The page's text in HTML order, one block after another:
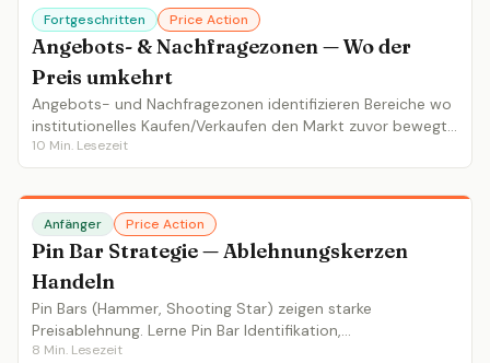
Fortgeschritten Price Action
Angebots- & Nachfragezonen — Wo der
Preis umkehrt
Angebots- und Nachfragezonen identifizieren Bereiche wo
institutionelles Kaufen/Verkaufen den Markt zuvor bewegt
hat. Lerne RBD/DBR-Muster, frische vs getestete Zonen
und Einstiege.
10 Min. Lesezeit
Anfänger Price Action
Pin Bar Strategie — Ablehnungskerzen
Handeln
Pin Bars (Hammer, Shooting Star) zeigen starke
Preisablehnung. Lerne Pin Bar Identifikation,
Einstiegsstrategien mit engen Stops und welche Pin Bars
8 Min. Lesezeit